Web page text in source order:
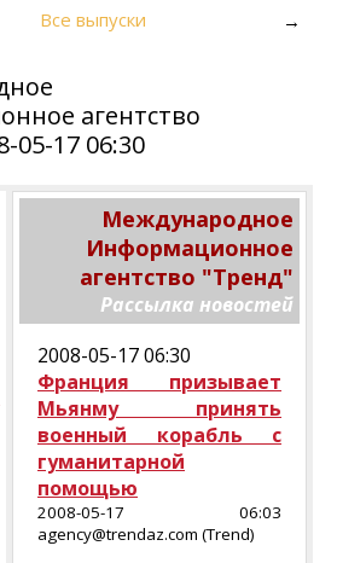
Все выпуски →
агентство
05-17 06:30
Международное
Информационное
агентство "Тренд"
Рассылка новостей
2008-05-17 06:30
Франция призывает
Мьянму принять
военный корабль с
гуманитарной
помощью
2008-05-17 06:03
agency@trendaz.com (Trend)